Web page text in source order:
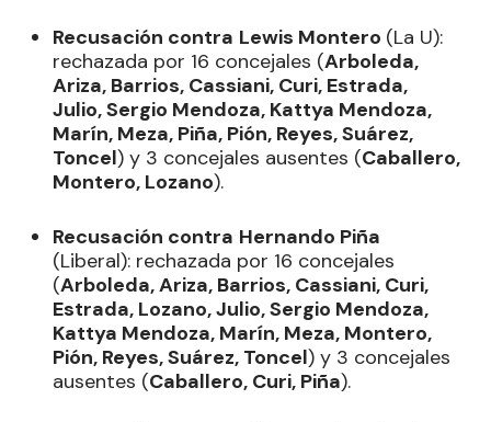
Recusación contra Lewis Montero (La U):
rechazada por 16 concejales (Arboleda,
Ariza, Barrios, Cassiani, Curi, Estrada,
Julio, Sergio Mendoza, Kattya Mendoza,
Marín, Meza, Piña, Pión, Reyes, Suárez,
Toncel) y 3 concejales ausentes (Caballero,
Montero, Lozano).
Recusación contra Hernando Piña
(Liberal): rechazada por 16 concejales
(Arboleda, Ariza, Barrios, Cassiani, Curi,
Estrada, Lozano, Julio, Sergio Mendoza,
Kattya Mendoza, Marín, Meza, Montero,
Pión, Reyes, Suárez, Toncel) y 3 concejales
ausentes (Caballero, Curi, Piña).